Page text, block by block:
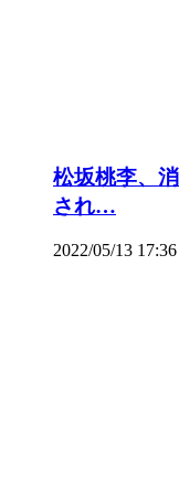
松坂桃李、
され…
2022/05/13 17:36